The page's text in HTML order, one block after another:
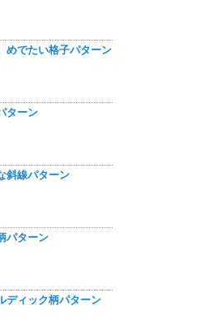
めでたい格子パターン
ターン
斜線パターン
パターン
ディック柄パターン